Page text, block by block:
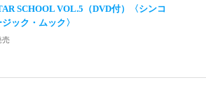
SCHOOL VOL.5（DVD付）〈シンコ
ック・ムック〉
売